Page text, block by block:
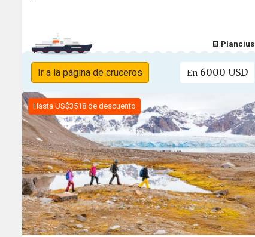
El Plancius
Ir a la página de cruceros En 6000 USD
Hasta US$3518 de descuento